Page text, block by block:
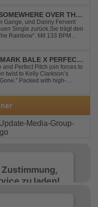
OVER THE
Gange, und Danny Fervent
Single zurück.Sie trägt den
Rainbow“. Mit 133 BPM
g...BALE X PERFECT
GONE
and Perfect Pitch join forces to
twist to Kelly Clarkson’s
Packed with high-
time sets, radio rotations and
zu laden!